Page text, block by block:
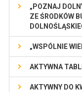
„POZNAJ
ZE ŚRODKÓW
„WSPÓLNIE
AKTYWNA
AKTYWNY DO